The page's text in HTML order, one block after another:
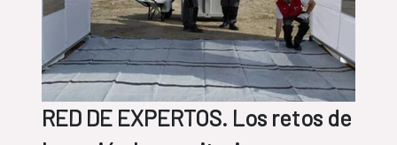
RED DE EXPERTOS. Los retos de